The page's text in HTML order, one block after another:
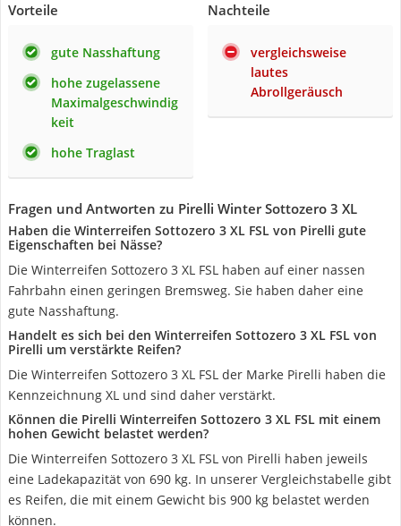
Vorteile
gute Nasshaftung
hohe zugelassene
Maximalgeschwindig
keit
hohe Traglast
Nachteile
vergleichsweise
lautes
Abrollgeräusch
Fragen und Antworten zu Pirelli Winter Sottozero 3 XL
Haben die Winterreifen Sottozero 3 XL FSL von Pirelli gute
Eigenschaften bei Nässe?
Die Winterreifen Sottozero 3 XL FSL haben auf einer nassen
Fahrbahn einen geringen Bremsweg. Sie haben daher eine
gute Nasshaftung.
Handelt es sich bei den Winterreifen Sottozero 3 XL FSL von
Pirelli um verstärkte Reifen?
Die Winterreifen Sottozero 3 XL FSL der Marke Pirelli haben die
Kennzeichnung XL und sind daher verstärkt.
Können die Pirelli Winterreifen Sottozero 3 XL FSL mit einem
hohen Gewicht belastet werden?
Die Winterreifen Sottozero 3 XL FSL von Pirelli haben jeweils
eine Ladekapazität von 690 kg. In unserer Vergleichstabelle gibt
es Reifen, die mit einem Gewicht bis 900 kg belastet werden
können.